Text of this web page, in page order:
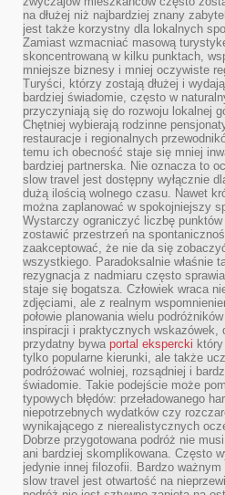
na dłużej niż najbardziej znany
jest także korzystny dla lokalnych
Zamiast wzmacniać masową
skoncentrowaną w kilku punktach,
mniejsze biznesy i mniej oczywiste
Turyści, którzy zostają dłużej i
bardziej świadomie, często w
przyczyniają się do rozwoju lokalnej
Chętniej wybierają rodzinne
restauracje i regionalnych
temu ich obecność staje się mniej
bardziej partnerska. Nie oznacza to
slow travel jest dostępny wyłącznie
dużą ilością wolnego czasu. Nawet
można zaplanować w spokojniejszy
Wystarczy ograniczyć liczbę punktów
zostawić przestrzeń na
zaakceptować, że nie da się
wszystkiego. Paradoksalnie właśnie
rezygnacja z nadmiaru często
staje się bogatsza. Człowiek wraca
zdjęciami, ale z realnym
połowie planowania wielu
inspiracji i praktycznych wskazówek,
przydatny bywa portal ekspercki
tylko popularne kierunki, ale także
podróżować wolniej, rozsądniej i
świadomie. Takie podejście może
typowych błędów: przeładowanego
niepotrzebnych wydatków czy
wynikającego z nierealistycznych
Dobrze przygotowana podróż nie
ani bardziej skomplikowana. Często
jedynie innej filozofii. Bardzo ważnym
slow travel jest otwartość na